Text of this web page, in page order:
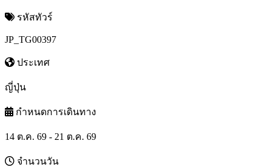
รหัสทัวร์
JP_TG00397
ประเทศ
ญี่ปุ่น
กำหนดการเดินทาง
14 ต.ค. 69 - 21 ต.ค. 69
จำนวนวัน